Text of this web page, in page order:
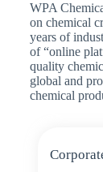
WPA
on chemical
years of
of “online
quality
global and
chemical